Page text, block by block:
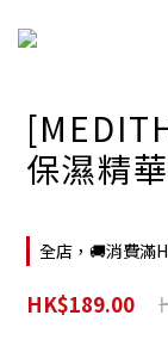
保濕精華
全店，🚚消費滿
HK$189.00